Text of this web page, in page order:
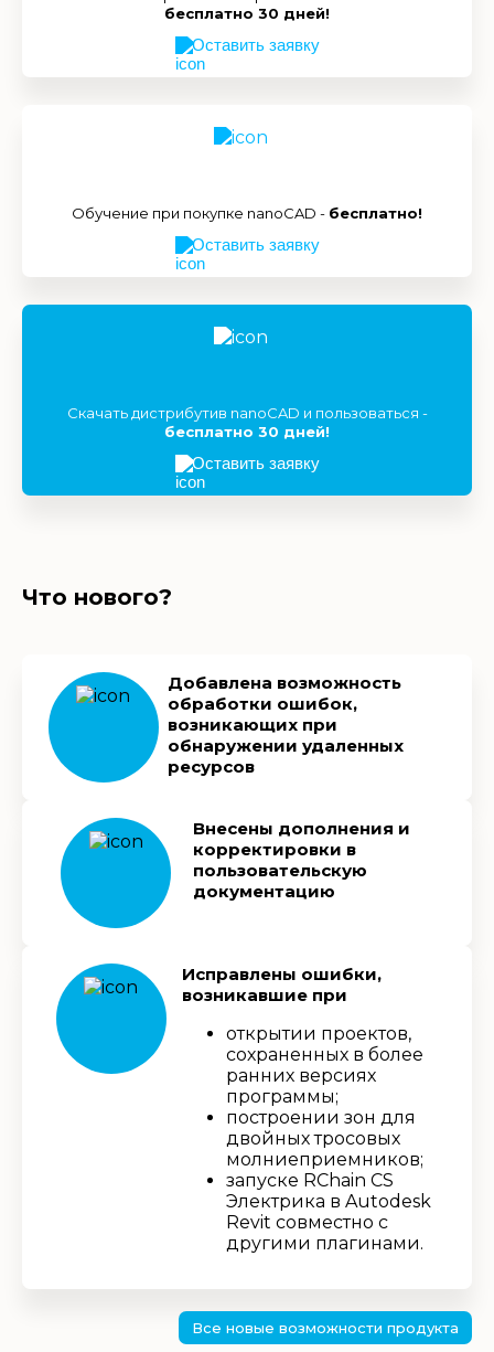
бесплатно 30 дней!
Оставить заявку
Обучение при покупке nanoCAD - бесплатно!
Оставить заявку
Скачать дистрибутив nanoCAD и пользоваться -
бесплатно 30 дней!
Оставить заявку
Что нового?
Добавлена возможность
обработки ошибок,
возникающих при
обнаружении удаленных
ресурсов
Внесены дополнения и
корректировки в
пользовательскую
документацию
Исправлены ошибки,
возникавшие при
открытии проектов,
сохраненных в более
ранних версиях
программы;
построении зон для
двойных тросовых
молниеприемников;
запуске RChain CS
Электрика в Autodesk
Revit совместно с
другими плагинами.
Все новые возможности продукта